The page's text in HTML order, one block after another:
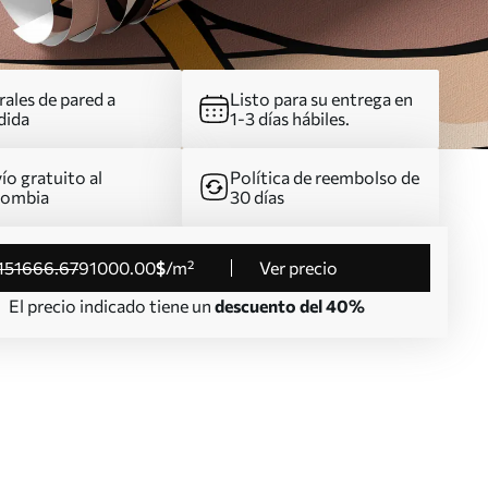
de pared a
Listo para su entrega en
1-3 días hábiles.
gratuito al
Política de reembolso de
30 días
.6791000.00$/m²
Ver precio
El precio indicado tiene un descuento del 40%